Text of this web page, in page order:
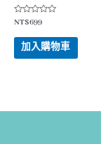
評
0
滿
分
5
NT$699
加入購物車